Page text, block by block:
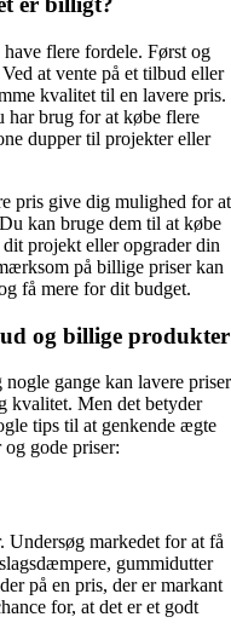
flere fordele. Først og
at vente på et tilbud eller
kvalitet til en lavere pris.
brug for at købe flere
dupper til projekter eller
pris give dig mulighed for at
kan bruge dem til at købe
projekt eller opgrader din
på billige priser kan
få mere for dit budget.
og billige produkter
gange kan lavere priser
kvalitet. Men det betyder
tips til at genkende ægte
gode priser:
Undersøg markedet for at få
gummidutter
på en pris, der er markant
for, at det er et godt